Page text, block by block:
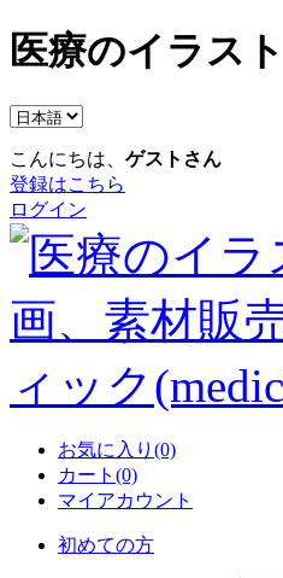
医療のイラス
こんにちは、 ゲストさん
登録はこちら
ログイン
お気に入り(0)
カート(0)
マイアカウント
初めての方